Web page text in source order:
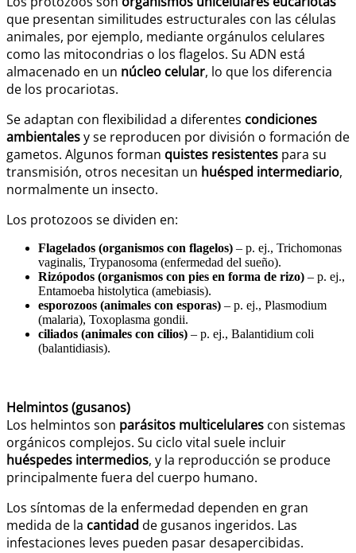
que presentan similitudes estructurales con las células
animales, por ejemplo, mediante orgánulos celulares
como las mitocondrias o los flagelos. Su ADN está
almacenado en un núcleo celular, lo que los diferencia
de los procariotas.
Se adaptan con flexibilidad a diferentes condiciones
ambientalesy se reproducen por división o formación de
gametos. Algunos forman quistes resistentes para su
transmisión, otros necesitan un huésped intermediario,
normalmente un insecto.
Los protozoos se dividen en:
Flagelados (organismos con flagelos) – p. ej., Trichomonas
vaginalis, Trypanosoma (enfermedad del sueño).
Rizópodos (organismos con pies en forma de rizo) – p. ej.,
Entamoeba histolytica (amebiasis).
esporozoos (animales con esporas) – p. ej., Plasmodium
(malaria), Toxoplasma gondii.
ciliados (animales con cilios) – p. ej., Balantidium coli
(balantidiasis).
Helmintos (gusanos)
Los helmintos son parásitos multicelulares con sistemas
orgánicos complejos. Su ciclo vital suele incluir
huéspedes intermedios, y la reproducción se produce
principalmente fuera del cuerpo humano.
Los síntomas de la enfermedad dependen en gran
medida de la cantidad de gusanos ingeridos. Las
infestaciones leves pueden pasar desapercibidas.